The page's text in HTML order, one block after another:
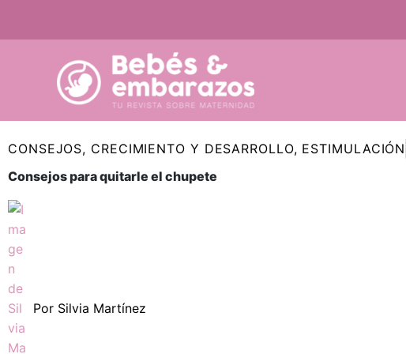
CONSEJOS, CRECIMIENTO Y DESARROLLO, ESTIMULACIÓN
Consejos para quitarle el chupete
Por Silvia Martínez